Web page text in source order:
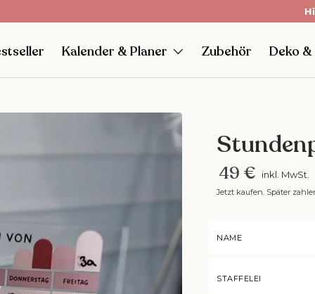
Kalender & Planer Zubehör Deko &
49 € inkl. MwSt.
Jetzt kaufen. Später
NAME
STAFFELEI